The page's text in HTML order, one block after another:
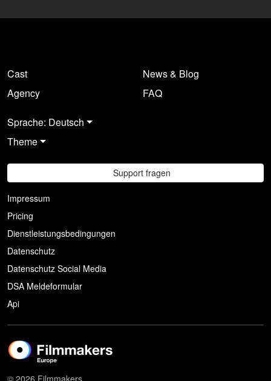
Cast
Agency
News & Blog
FAQ
Sprache: Deutsch
Theme
Support fragen
Impressum
Pricing
Dienstleistungsbedingungen
Datenschutz
Datenschutz Social Media
DSA Meldeformular
Api
© 2026 Filmmakers